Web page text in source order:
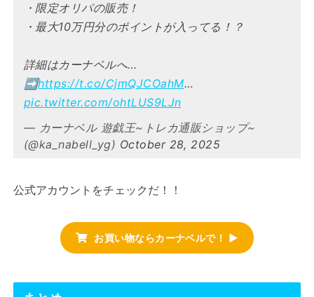
・限定オリパの販売！
・最大10万円分のポイントが入ってる！？
詳細はカーナベルへ…
➡https://t.co/CjmQJCOahM…
pic.twitter.com/ohtLUS9LJn
— カーナベル 遊戯王~トレカ通販ショップ~
(@ka_nabell_yg) October 28, 2025
公式アカウントをチェックだ！！
お買い物ならカーナベルで！ ▶